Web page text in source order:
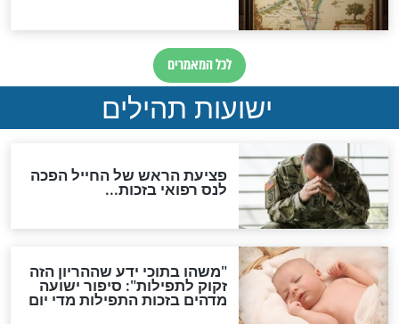
להמתקת הדינים וביטול
גזרות
סגולת ע"ב שמות הקודש
תפילה סגולית להמתקת
הדינים